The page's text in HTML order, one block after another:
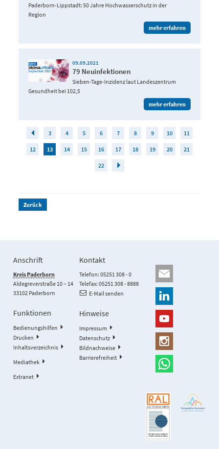
Paderborn-Lippstadt: 50 Jahre Hochwasserschutz in der
Region
mehr erfahren
09.09.2021
79 Neuinfektionen
Sieben-Tage-Inzidenz laut Landeszentrum
Gesundheit bei 102,5
mehr erfahren
3 4 5 6 7 8 9 10 11
12 13 14 15 16 17 18 19 20 21
22
Zurück
Anschrift
Kreis Paderborn
Aldegreverstraße 10 – 14
33102 Paderborn
Kontakt
Telefon: 05251 308 - 0
Telefax: 05251 308 - 8888
E-Mail senden
Funktionen
Bedienungshilfen
Drucken
Inhaltsverzeichnis
Mediathek
Extranet
Hinweise
Impressum
Datenschutz
Bildnachweise
Barrierefreiheit